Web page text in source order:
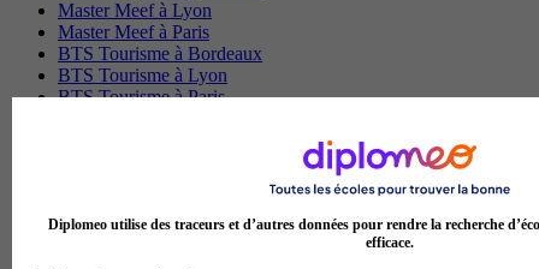
Master Meef à Lyon
Master Meef à Paris
BTS Tourisme à Bordeaux
BTS Tourisme à Lyon
BTS Tourisme à Paris
BTS Communication à Bordeaux
BTS Communication à Lyon
Diplomeo utilise des traceurs et d’autres données pour rendre la recherche
efficace.